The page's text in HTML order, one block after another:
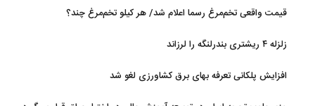
قیمت واقعی تخم‌مرغ رسما اعلام شد/ هر کیلو تخم‌مرغ چند؟
زلزله ۴ ریشتری بندرلنگه را لرزاند
افزایش پلکانی تعرفه بهای برق کشاورزی لغو شد